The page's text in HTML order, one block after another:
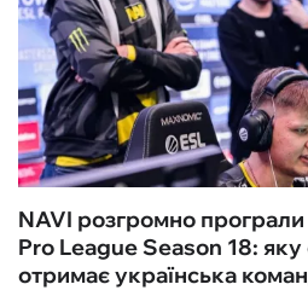
NAVI розгромно програли
Pro League Season 18:
отримає українська